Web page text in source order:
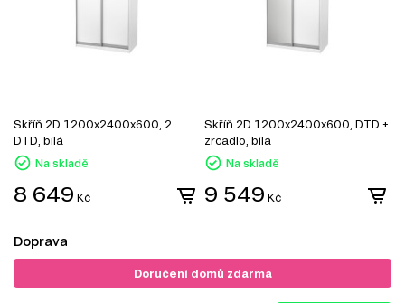
Skříň 2D 1200x2400x600, 2
DTD, bílá
Na skladě
8 649 Kč
Skříň 2D 1200x2400x600, DTD +
zrcadlo, bílá
Na skladě
9 549 Kč
Doprava
Doručení domů zdarma